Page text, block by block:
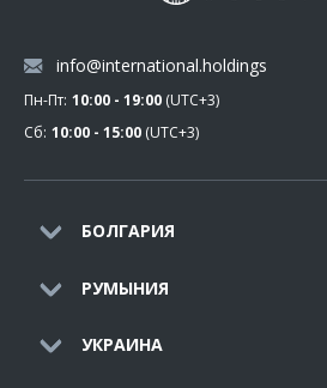
БОЛГАРИЯ
РУМЫНИЯ
УКРАИНА
info@international.holdings
Пн-Пт: 10:00 - 19:00 (UTC+3)
Сб: 10:00 - 15:00 (UTC+3)